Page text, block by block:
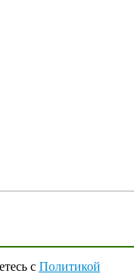
с Политикой